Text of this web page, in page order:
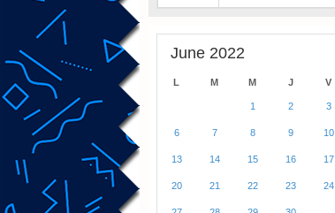
June 2022
L M M J V
1 2 3
6 7 8 9 10
13 14 15 16 17
20 21 22 23 24